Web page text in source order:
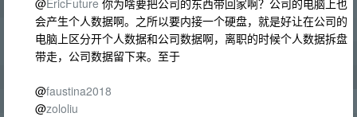
@EricFuture 你为啥要把公司的东西带回家啊？公司的电脑上也
会产生个人数据啊。之所以要内接一个硬盘，就是好让在公司的
电脑上区分开个人数据和公司数据啊，离职的时候个人数据拆盘
带走，公司数据留下来。至于
@faustina2018
@zololiu